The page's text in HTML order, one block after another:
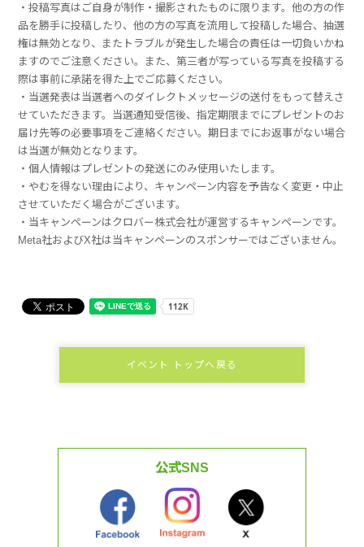
・投稿写真はご自身が制作・撮影されたものに限ります。他の方の作
品を勝手に投稿したり、他の方の写真を流用して投稿した場合、抽選
権は無効となり、またトラブルが発生した場合の責任は一切負いかね
ますのでご注意ください。また、第三者が写っている写真を投稿する
際は事前に承諾を得た上でご応募ください。
・当選発表は当選者へのダイレクトメッセージの送付をもって替えさ
せていただきます。当選通知受信後、指定期限までにプレゼントのお
届け先等の必要事項をご連絡ください。期日までにお返事がない場合
は当選が無効となります。
・個人情報はプレゼントの発送にのみ使用いたします。
・やむを得ない理由により、キャンペーン内容を予告なく変更・中止
させていただく場合がございます。
・当キャンペーンはクロバー株式会社が運営するキャンペーンです。
Meta社およびX社は当キャンペーンのスポンサーではございません。
イベント トップへ戻る
公式SNS